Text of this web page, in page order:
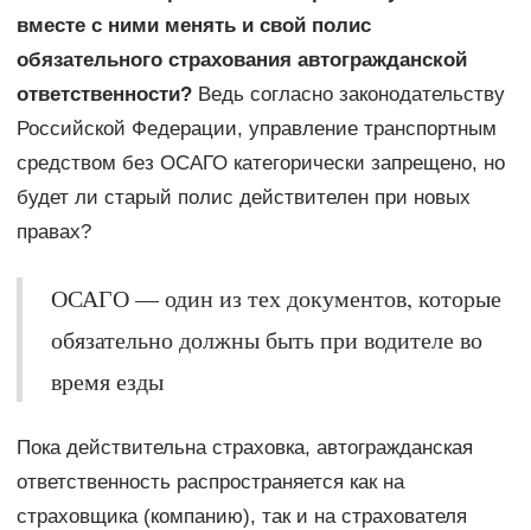
вместе с ними менять и свой полис
обязательного страхования автогражданской
ответственности?Ведь согласно законодательству
Российской Федерации, управление транспортным
средством без ОСАГО категорически запрещено, но
будет ли старый полис действителен при новых
правах?
ОСАГО — один из тех документов, которые
обязательно должны быть при водителе во
время езды
Пока действительна страховка, автогражданская
ответственность распространяется как на
страховщика (компанию), так и на страхователя